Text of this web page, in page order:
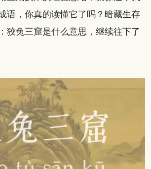
语，你真的读懂它了吗？暗藏生存
狡兔三窟是什么意思，继续往下了